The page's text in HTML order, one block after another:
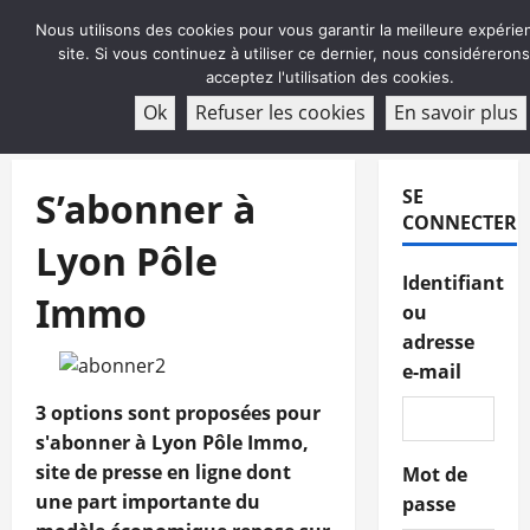
ABONNEMENT
S’abonner à
Lyon Pôle
Immo
3 options sont proposées pour
s'abonner à Lyon Pôle Immo,
site de presse en ligne dont
une part importante du
SE
CONNECTER
Identifiant
ou
adresse
e-mail
Mot de
passe
Nous utilisons des cookies pour vous garantir la meilleure
site. Si vous continuez à utiliser ce dernier, nous
acceptez l'utilisation des cookies.
Ok Refuser les cookies En savoir plus